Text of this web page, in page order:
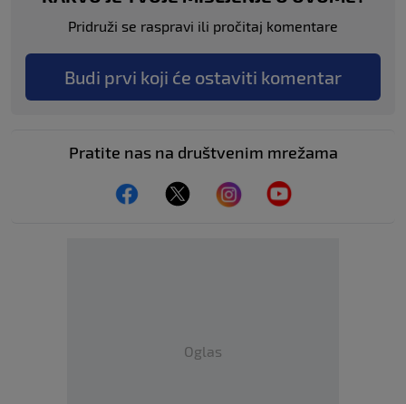
Pridruži se raspravi ili pročitaj komentare
Budi prvi koji će ostaviti komentar
Pratite nas na društvenim mrežama
Oglas